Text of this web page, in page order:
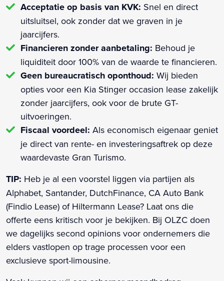
Acceptatie op basis van KVK: Snel en direct
uitsluitsel, ook zonder dat we graven in je
jaarcijfers.
Financieren zonder aanbetaling: Behoud je
liquiditeit door 100% van de waarde te financieren.
Geen bureaucratisch oponthoud: Wij bieden
opties voor een Kia Stinger occasion lease zakelijk
zonder jaarcijfers, ook voor de brute GT-
uitvoeringen.
Fiscaal voordeel: Als economisch eigenaar geniet
je direct van rente- en investeringsaftrek op deze
waardevaste Gran Turismo.
TIP: Heb je al een voorstel liggen via partijen als
Alphabet, Santander, DutchFinance, CA Auto Bank
(Findio Lease) of Hiltermann Lease? Laat ons die
offerte eens kritisch voor je bekijken. Bij OLZC doen
we dagelijks second opinions voor ondernemers die
elders vastlopen op trage processen voor een
exclusieve sport-limousine.